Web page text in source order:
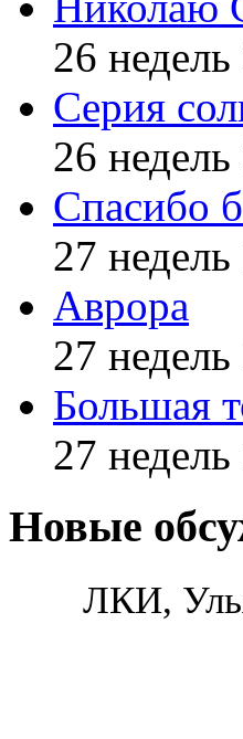
26
Серия
26
Спасибо
27 недель
Аврора
27 недель
Большая
27 недель
Новые
ЛКИ,